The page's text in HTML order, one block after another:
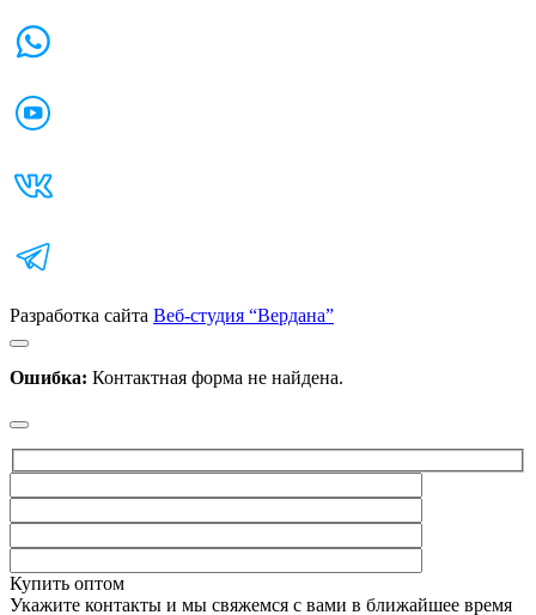
Разработка сайта Веб-студия “Вердана”
Ошибка: Контактная форма не найдена.
Купить оптом
Укажите контакты и мы свяжемся с вами в ближайшее время